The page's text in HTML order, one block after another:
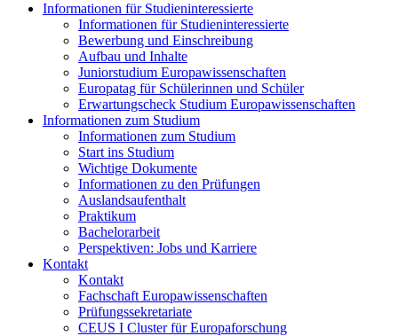
Informationen für Studieninteressierte
Informationen für Studieninteressierte
Bewerbung und Einschreibung
Aufbau und Inhalte
Juniorstudium Europawissenschaften
Europatag für Schülerinnen und Schüler
Erwartungscheck Studium Europawissenschaften
Informationen zum Studium
Informationen zum Studium
Start ins Studium
Wichtige Dokumente
Informationen zu den Prüfungen
Auslandsaufenthalt
Praktikum
Bachelorarbeit
Perspektiven: Jobs und Karriere
Kontakt
Kontakt
Fachschaft Europawissenschaften
Prüfungssekretariate
CEUS I Cluster für Europaforschung